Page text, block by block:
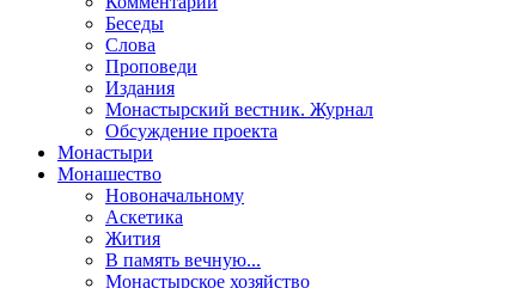
Беседы
Слова
Проповеди
Издания
Монастырский вестник. Журнал
Обсуждение проекта
Монастыри
Монашество
Новоначальному
Аскетика
Жития
В память вечную...
Монастырское хозяйство